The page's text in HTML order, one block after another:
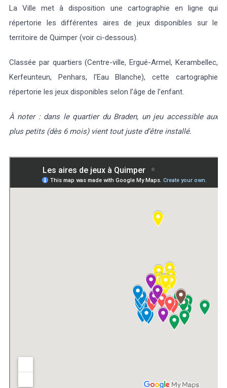
Météo/UV Webcams Select Language ▼
La Ville met à disposition une cartographie en ligne qui
répertorie les différentes aires de jeux disponibles sur le
territoire de Quimper (voir ci-dessous).
Classée par quartiers (Centre-ville, Ergué-Armel, Kerambellec,
Kerfeunteun, Penhars, l'Eau Blanche), cette cartographie
répertorie les jeux disponibles selon l’âge de l’enfant.
À noter : dans le quartier du Braden, un jeu accessible aux
plus petits (dès 6 mois) vient tout juste d’être installé.